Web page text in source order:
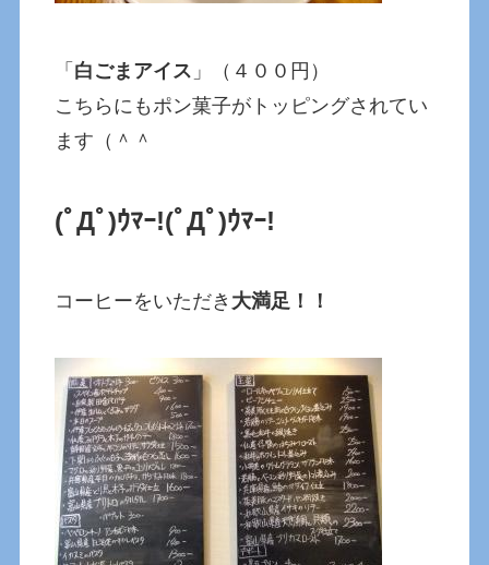
「 白ごまアイス 」（４００円）
こちらにもポン菓子がトッピングされてい
ます（＾＾
(ﾟДﾟ)ｳﾏｰ!(ﾟДﾟ)ｳﾏｰ!
コーヒーをいただき 大満足！！